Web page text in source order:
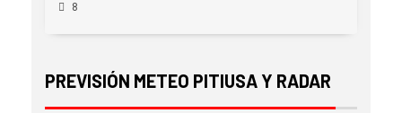
8
PREVISIÓN METEO PITIUSA Y RADAR